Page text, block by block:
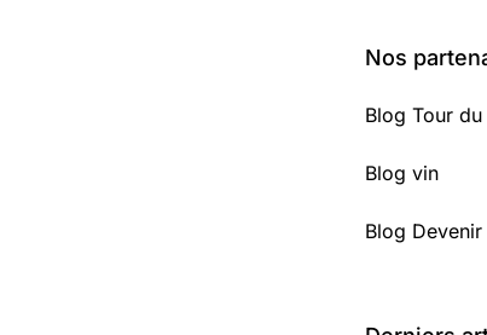
Nos
Blog Tour
Blog vin
Blog Devenir